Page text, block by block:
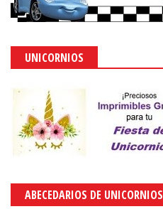
UNICORNIOS
ABECEDARIOS DE UNICORNIOS